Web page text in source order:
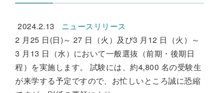
2024.2.13
ニュースリリース
2 月25 日(日)～ 27 日（火）及び3 月12 日（火）～
3 月13 日（水）において一般選抜（前期・後期日
程）を実施します。 試験には、約4,800 名の受験生
が来学する予定ですので、お忙しいところ誠に恐縮